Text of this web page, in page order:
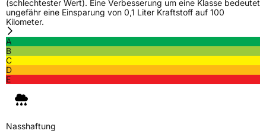
EU Label
(schlechtester Wert). Eine Verbesserung um eine Klasse bedeutet
ungefähr eine Einsparung von 0,1 Liter Kraftstoff auf 100
Kilometer.
A
B
C
D
E
Nasshaftung